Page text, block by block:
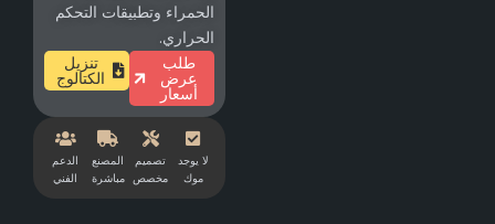
الحمراء وتطبيقات التحكم
الحراري.
طلب
عرض
أسعار
تنزيل
الكتالوج
لا يوجد
موك
تصميم
مخصص
المصنع
مباشرة
الدعم
الفني